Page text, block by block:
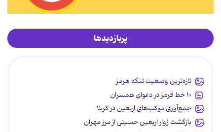
پربازدیدها
تازه‌ترین وضعیت تنگه هرمز
۱۰ خط قرمز در دعوای همسران
جمع‌آوری موکب‌های اربعین در کربلا
بازگشت زوار اربعین حسینی از مرز مهران